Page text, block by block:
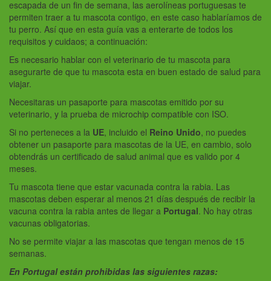
escapada de un fin de semana, las aerolíneas portuguesas te
permiten traer a tu mascota contigo, en este caso hablaríamos de
tu perro. Así que en esta guía vas a enterarte de todos los
requisitos y cuidaos; a continuación:
Es necesario hablar con el veterinario de tu mascota para
asegurarte de que tu mascota esta en buen estado de salud para
viajar.
Necesitaras un pasaporte para mascotas emitido por su
veterinario, y la prueba de microchip compatible con ISO.
Si no perteneces a la UE, incluido el Reino Unido, no puedes
obtener un pasaporte para mascotas de la UE, en cambio, solo
obtendrás un certificado de salud animal que es valido por 4
meses.
Tu mascota tiene que estar vacunada contra la rabia. Las
mascotas deben esperar al menos 21 días después de recibir la
vacuna contra la rabia antes de llegar a Portugal. No hay otras
vacunas obligatorias.
No se permite viajar a las mascotas que tengan menos de 15
semanas.
En Portugal están prohibidas las siguientes razas: